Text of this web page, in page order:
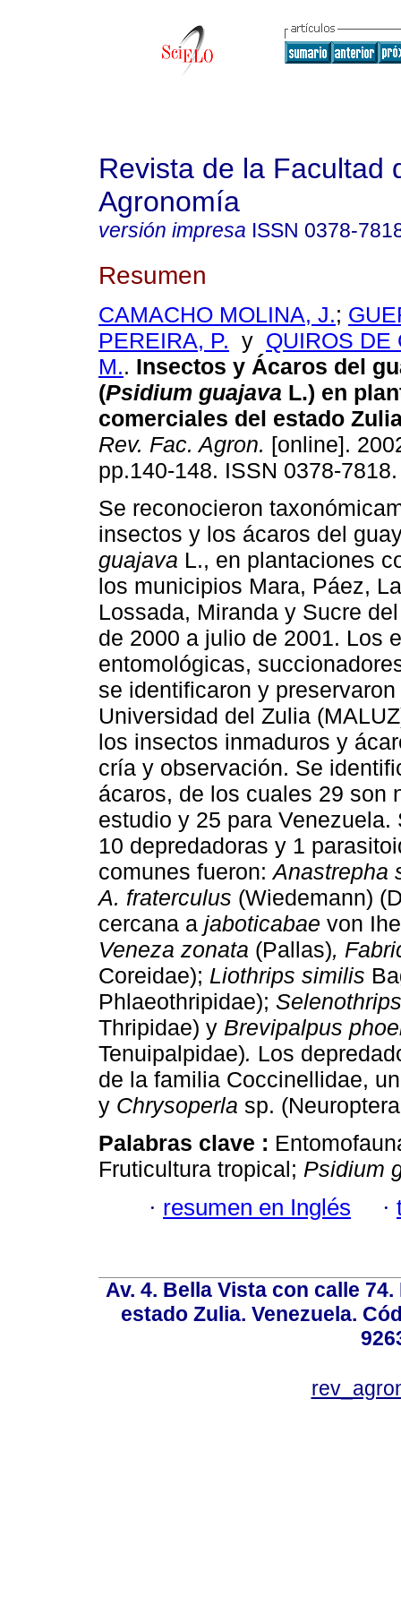
Revista de la Facultad
Agronomía
versión impresa ISSN 0378-
Resumen
CAMACHO MOLINA, J.;
PEREIRA, P. y QUIROS DE
M.. Insectos y Ácaros del
(Psidium guajava L.) en
comerciales del estado
Rev. Fac. Agron. [online].
pp.140-148. ISSN 0378-7818.
Se reconocieron
insectos y los ácaros del
guajava L., en plantaciones
los municipios Mara, Páez,
Lossada, Miranda y Sucre
de 2000 a julio de 2001. Los
entomológicas,
se identificaron y
Universidad del Zulia
los insectos inmaduros y
cría y observación. Se
ácaros, de los cuales 29 son
estudio y 25 para
10 depredadoras y 1
comunes fueron:Anastrepha
A. fraterculus (Wiedemann)
cercana a jaboticabae von
Veneza zonata (Pallas),
Coreidae); Liothrips similis
Phlaeothripidae);
Thripidae) y Brevipalpus
Tenuipalpidae). Los
de la familia Coccinellidae,
y Chrysoperla sp.
Palabras clave :
Fruticultura tropical; Psidium
· resumen en Inglés ·
Av. 4. Bella Vista con calle
estado Zulia. Venezuela.